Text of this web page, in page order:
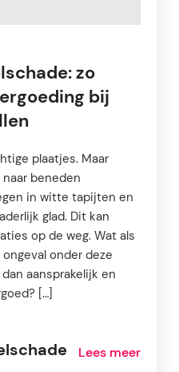
zo
bij
plaatjes. Maar
beneden
in witte tapijten en
glad. Dit kan
op de weg. Wat als
onder deze
aansprakelijk en
[…]
Lees meer